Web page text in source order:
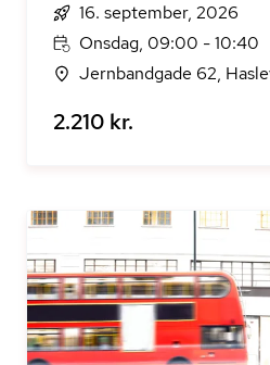
16. september, 2026
Onsdag, 09:00 - 10:40
Jernbandgade 62,
2.210 kr.